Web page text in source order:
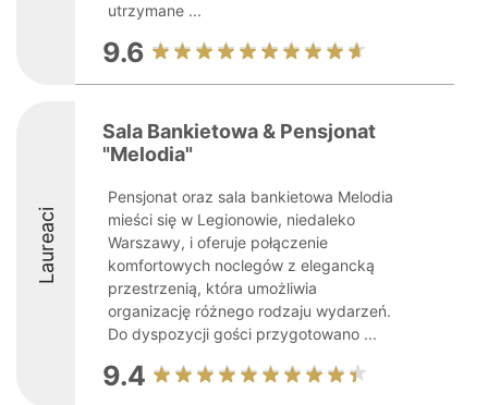
utrzymane ...
9.6
Laureaci
Sala Bankietowa & Pensjonat
"Melodia"
Pensjonat oraz sala bankietowa Melodia
mieści się w Legionowie, niedaleko
Warszawy, i oferuje połączenie
komfortowych noclegów z elegancką
przestrzenią, która umożliwia
organizację różnego rodzaju wydarzeń.
Do dyspozycji gości przygotowano ...
9.4